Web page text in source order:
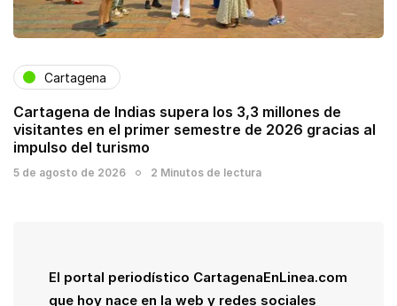
Cartagena
Cartagena de Indias supera los 3,3 millones de
visitantes en el primer semestre de 2026 gracias al
impulso del turismo
5 de agosto de 2026 2 Minutos de lectura
El portal periodístico CartagenaEnLinea.com
que hoy nace en la web y redes sociales